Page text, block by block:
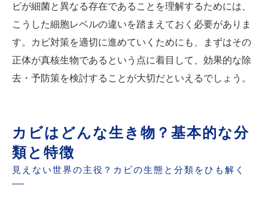
ビが細菌と異なる存在であることを理解するためには、
こうした細胞レベルの違いを踏まえておく必要がありま
す。カビ対策を適切に進めていくためにも、まずはその
正体が真核生物であるという点に着目して、効果的な除
去・予防策を検討することが大切だといえるでしょう。
カビはどんな生き物？基本的な分
類と特徴
見えない世界の主役？カビの生態と分類をひも解く